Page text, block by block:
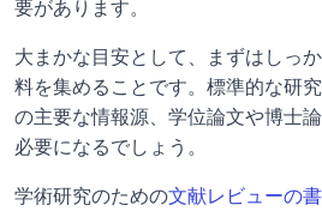
要があります。
大まかな目安として、まずはしっ
料を集めることです。標準的な研
の主要な情報源、学位論文や博士
必要になるでしょう。
学術研究のための文献レビューの